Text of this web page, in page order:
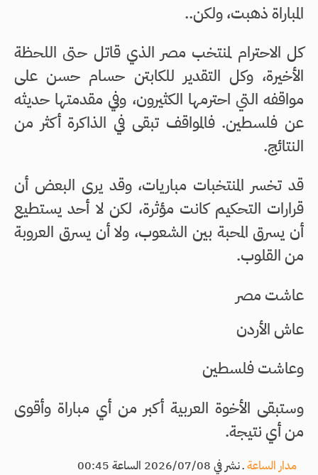
المباراة ذهبت، ولكن..
كل الاحترام لمنتخب مصر الذي قاتل حتى اللحظة
الأخيرة، وكل التقدير للكابتن حسام حسن على
مواقفه التي احترمها الكثيرون، وفي مقدمتها حديثه
عن فلسطين. فالمواقف تبقى في الذاكرة أكثر من
النتائج.
قد تخسر المنتخبات مباريات، وقد يرى البعض أن
قرارات التحكيم كانت مؤثرة، لكن لا أحد يستطيع
أن يسرق المحبة بين الشعوب، ولا أن يسرق العروبة
من القلوب.
عاشت مصر
عاش الأردن
وعاشت فلسطين
وستبقى الأخوة العربية أكبر من أي مباراة وأقوى
من أي نتيجة.
مدار الساعةـنشر في 2026/07/08 الساعة 00:45